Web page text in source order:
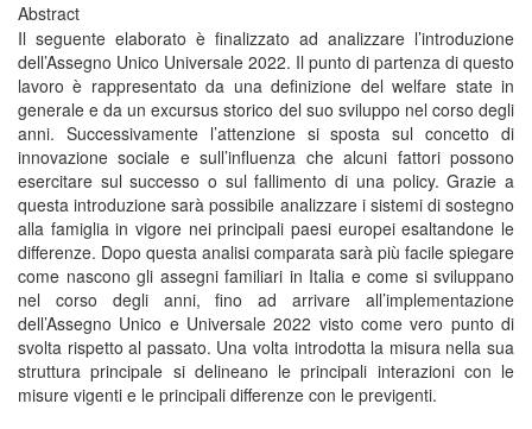
Abstract
Il seguente elaborato è finalizzato ad analizzare l’introduzione
dell’Assegno Unico Universale 2022. Il punto di partenza di questo
lavoro è rappresentato da una definizione del welfare state in
generale e da un excursus storico del suo sviluppo nel corso degli
anni. Successivamente l’attenzione si sposta sul concetto di
innovazione sociale e sull’influenza che alcuni fattori possono
esercitare sul successo o sul fallimento di una policy. Grazie a
questa introduzione sarà possibile analizzare i sistemi di sostegno
alla famiglia in vigore nei principali paesi europei esaltandone le
differenze. Dopo questa analisi comparata sarà più facile spiegare
come nascono gli assegni familiari in Italia e come si sviluppano
nel corso degli anni, fino ad arrivare all’implementazione
dell’Assegno Unico e Universale 2022 visto come vero punto di
svolta rispetto al passato. Una volta introdotta la misura nella sua
struttura principale si delineano le principali interazioni con le
misure vigenti e le principali differenze con le previgenti.